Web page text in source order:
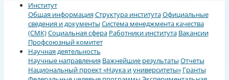
Институт
Общая информацияСтруктура институтаОфициальные
сведения и документы Система менеджмента качества
(СМК)Социальная сфера Работники института Вакансии
Профсоюзный комитет
Научная деятельность
Научные направления Важнейшие результаты Отчеты
Национальный проект «Наука и университеты» Гранты